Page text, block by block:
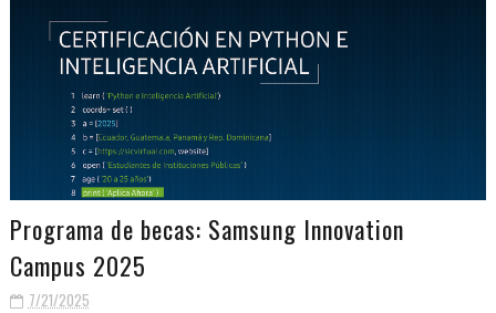
Programa de becas: Samsung Innovation
Campus 2025
7/21/2025